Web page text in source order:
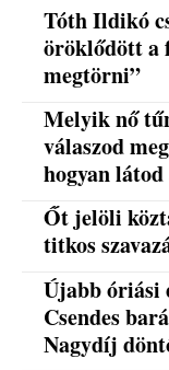
Tóth Ildikó
öröklődött a
megtörni”
Melyik nő
válaszod
hogyan
Őt jelöli
titkos
Újabb óriási
Csendes
Nagydíj